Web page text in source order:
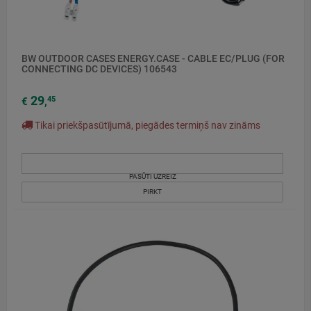
BW OUTDOOR CASES ENERGY.CASE - CABLE EC/PLUG (FOR
CONNECTING DC DEVICES) 106543
€ 29,45
Tikai priekšpasūtījumā, piegādes termiņš nav zināms
PASŪTI UZREIZ
PIRKT